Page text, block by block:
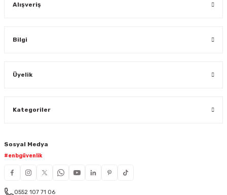
Alışveriş
Bilgi
Üyelik
Kategoriler
Sosyal Medya
#enbgüvenlik
0552 107 71 06